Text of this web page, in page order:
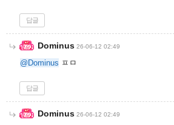
답글
Dominus 26-06-12 02:49
@Dominus ㅍㅁ
답글
Dominus 26-06-12 02:49